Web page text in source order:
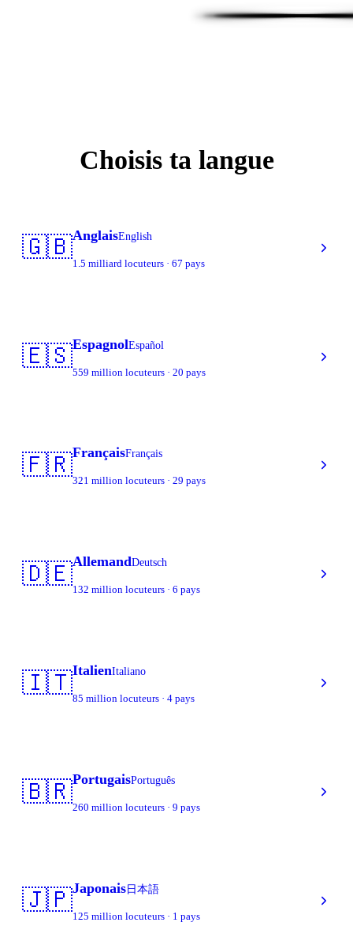
Choisis ta langue
🇬🇧AnglaisEnglish
1.5 milliard locuteurs · 67 pays
🇪🇸EspagnolEspañol
559 million locuteurs · 20 pays
🇫🇷FrançaisFrançais
321 million locuteurs · 29 pays
🇩🇪AllemandDeutsch
132 million locuteurs · 6 pays
🇮🇹ItalienItaliano
85 million locuteurs · 4 pays
🇧🇷PortugaisPortuguês
260 million locuteurs · 9 pays
🇯🇵Japonais 日本語
125 million locuteurs · 1 pays